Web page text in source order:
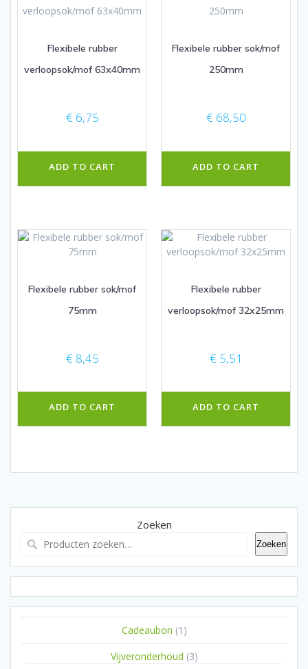
Flexibele rubber
verloopsok/mof 63x40mm
€ 6,75
ADD TO CART
Flexibele rubber sok/mof
250mm
€ 68,50
ADD TO CART
Flexibele rubber sok/mof
75mm
€ 8,45
ADD TO CART
Flexibele rubber
verloopsok/mof 32x25mm
€ 5,51
ADD TO CART
Zoeken
Zoeken
Cadeaubon 1 1
product
Vijveronderhoud 33